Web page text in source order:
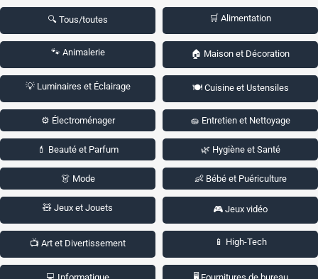
🔍 Tous/toutes 🛒 Alimentation
🐾 Animalerie 🏠 Maison et Décoration
💡 Luminaires et Éclairage 🍽️ Cuisine et Ustensiles
⚙️ Électroménager 🧽 Entretien et Nettoyage
💄 Beauté et Parfum 🌿 Hygiène et Santé
👗 Mode 👶 Bébé et Puériculture
🧸 Jeux et Jouets 🎮 Jeux vidéo
📺 Art et Divertissement 📱 High-Tech